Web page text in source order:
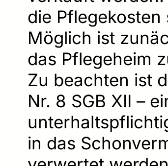
die
Möglich ist
das Pflegeheim
Zu beachten ist
Nr. 8 SGB XII –
in das